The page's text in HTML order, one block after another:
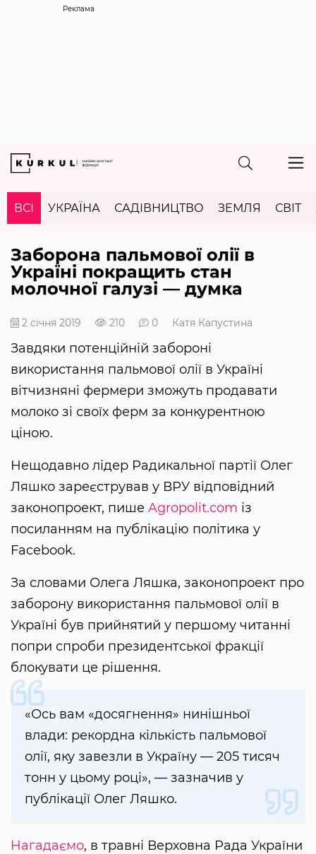
Реклама
ВСІ УКРАЇНА САДІВНИЦТВО ЗЕМЛЯ СВІТ
Заборона пальмової олії в
Україні покращить стан
молочної галузі — думка
2 січня 2019 210 0 Катя Капустина
Завдяки потенційній забороні
використання пальмової олії в Україні
вітчизняні фермери зможуть продавати
молоко зі своїх ферм за конкурентною
ціною.
Нещодавно лідер Радикальної партії Олег
Ляшко зареєстрував у ВРУ відповідний
законопроект, пише Agropolit.com із
посиланням на публікацію політика у
Facebook.
За словами Олега Ляшка, законопроект про
заборону використання пальмової олії в
Україні був прийнятий у першому читанні
попри спроби президентської фракції
блокувати це рішення.
«Ось вам «досягнення» нинішньої
влади: рекордна кількість пальмової
олії, яку завезли в Україну — 205 тисяч
тонн у цьому році», — зазначив у
публікації Олег Ляшко.
Нагадаємо, в травні Верховна Рада України